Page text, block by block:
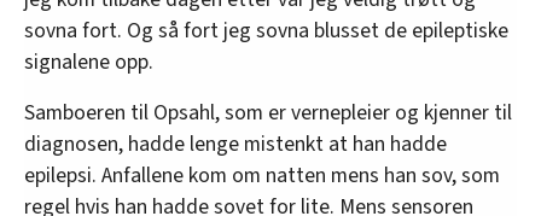
sovna fort. Og så fort jeg sovna blusset de epileptiske
signalene opp.
Samboeren til Opsahl, som er vernepleier og kjenner til
diagnosen, hadde lenge mistenkt at han hadde
epilepsi. Anfallene kom om natten mens han sov, som
regel hvis han hadde sovet for lite. Mens sensoren